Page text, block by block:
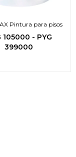
Pintura para pisos
105000 - PYG
399000